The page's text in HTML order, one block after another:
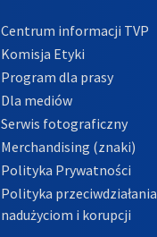
Centrum informacji TVP
Komisja Etyki
Program dla prasy
Dla mediów
Serwis fotograficzny
Merchandising (znaki)
Polityka Prywatności
Polityka przeciwdziałania
nadużyciom i korupcji